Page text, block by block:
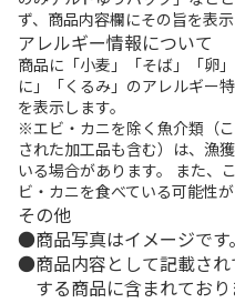
ず、商品内容欄にその旨を表示
アレルギー情報について
商品に「小麦」「そば」「卵
に」「くるみ」のアレルギー
を表示します。
※エビ・カニを除く魚介類（
された加工品も含む）は、漁
いる場合があります。 また、
ビ・カニを食べている可能性が
その他
商品写真はイメージです。
商品内容として記載さ
する商品に含まれており